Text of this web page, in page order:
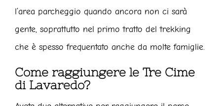
l’area parcheggio quando ancora non ci sarà
gente, soprattutto nel primo tratto del trekking
che è spesso frequentato anche da molte famiglie.
Come raggiungere le Tre Cime
di Lavaredo?